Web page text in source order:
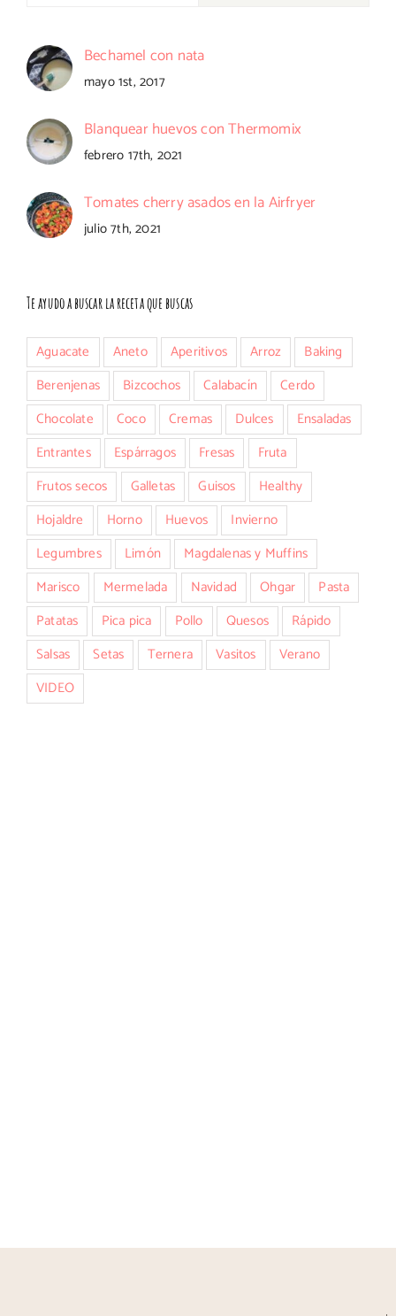
Bechamel con nata
mayo 1st, 2017
Blanquear huevos con Thermomix
febrero 17th, 2021
Tomates cherry asados en la Airfryer
julio 7th, 2021
Te ayudo a buscar la receta que buscas
Aguacate Aneto Aperitivos Arroz
Baking
Berenjenas
Bizcochos Calabacín
Cerdo
Chocolate
Coco Cremas Dulces
Ensaladas
Entrantes
Espárragos Fresas
Fruta
Frutos secos
Galletas Guisos
Healthy
Hojaldre
Horno Huevos
Invierno
Legumbres
Limón
Magdalenas y Muffins
Marisco
Mermelada Navidad Ohgar
Pasta
Patatas
Pica pica Pollo Quesos
Rápido
Salsas
Setas Ternera Vasitos
Verano
VIDEO